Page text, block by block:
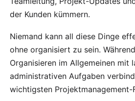
der Kunden kümmern.
Niemand kann all diese Dinge
ohne organisiert zu sein.
Organisieren im Allgemeinen mit
administrativen Aufgaben
wichtigsten Projektmanagement-